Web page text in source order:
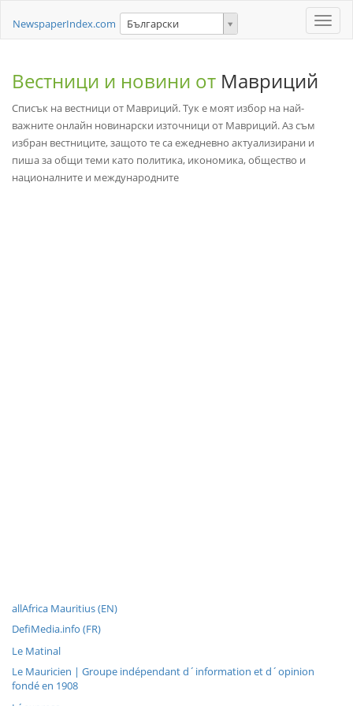
Toggle
NewspaperIndex.com Български
Вестници и новини от Мавриций
Списък на вестници от Мавриций. Тук е моят избор на най-
важните онлайн новинарски източници от Мавриций. Аз съм
избран вестниците, защото те са ежедневно актуализирани и
пиша за общи теми като политика, икономика, общество и
националните и международните
allAfrica Mauritius (EN)
DefiMedia.info (FR)
Le Matinal
Le Mauricien | Groupe indépendant d´information et d´opinion
fondé en 1908